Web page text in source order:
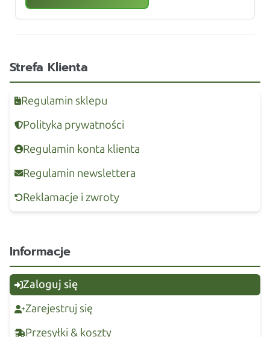
Strefa Klienta
Regulamin sklepu
Polityka prywatności
Regulamin konta klienta
Regulamin newslettera
Reklamacje i zwroty
Informacje
Zaloguj się
Zarejestruj się
Przesyłki & koszty